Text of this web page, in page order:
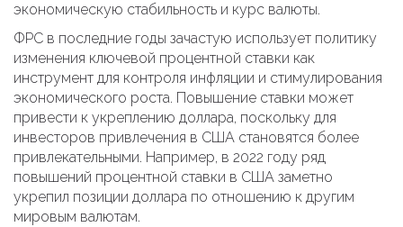
экономическую стабильность и курс валюты.
ФРС в последние годы зачастую использует политику
изменения ключевой процентной ставки как
инструмент для контроля инфляции и стимулирования
экономического роста. Повышение ставки может
привести к укреплению доллара, поскольку для
инвесторов привлечения в США становятся более
привлекательными. Например, в 2022 году ряд
повышений процентной ставки в США заметно
укрепил позиции доллара по отношению к другим
мировым валютам.